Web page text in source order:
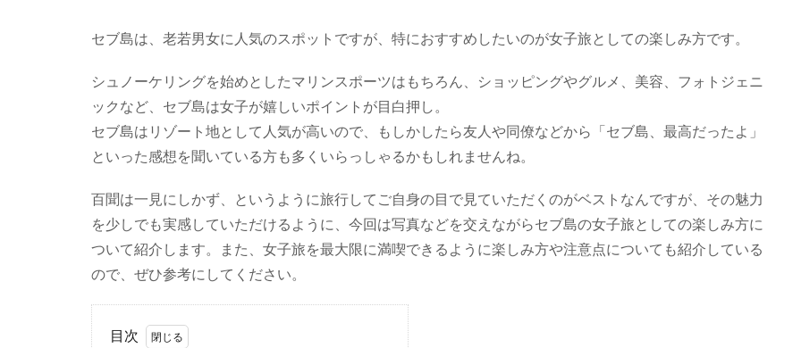
セブ島は、老若男女に人気のスポットですが、特におすすめしたいのが女子旅としての楽しみ方です。
シュノーケリングを始めとしたマリンスポーツはもちろん、ショッピングやグルメ、美容、フォトジェニ
ックなど、セブ島は女子が嬉しいポイントが目白押し。
セブ島はリゾート地として人気が高いので、もしかしたら友人や同僚などから「セブ島、最高だったよ」
といった感想を聞いている方も多くいらっしゃるかもしれませんね。
百聞は一見にしかず、というように旅行してご自身の目で見ていただくのがベストなんですが、その魅力
を少しでも実感していただけるように、今回は写真などを交えながらセブ島の女子旅としての楽しみ方に
ついて紹介します。また、女子旅を最大限に満喫できるように楽しみ方や注意点についても紹介している
ので、ぜひ参考にしてください。
目次